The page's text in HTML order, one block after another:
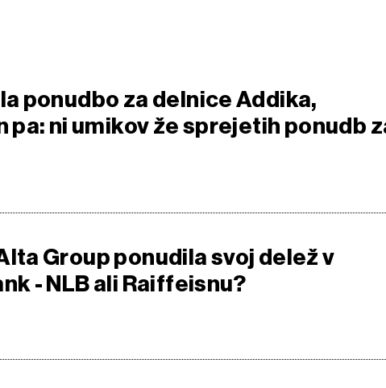
ponudbo za delnice Addika,
pa: ni umikov že sprejetih ponudb
Group ponudila svoj delež v
- NLB ali Raiffeisnu?